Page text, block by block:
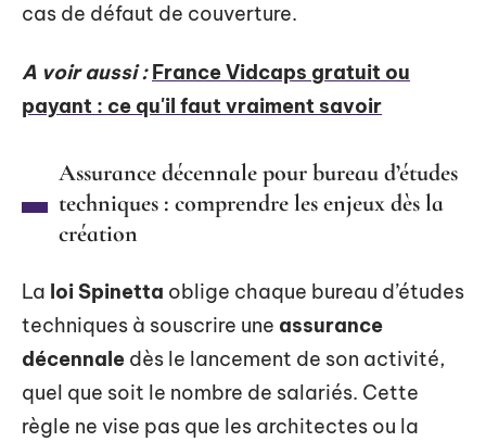
cas de défaut de couverture.
A voir aussi : France Vidcaps gratuit ou
payant : ce qu'il faut vraiment savoir
Assurance décennale pour bureau d’études
techniques : comprendre les enjeux dès la
création
La loi Spinetta oblige chaque bureau d’études
techniques à souscrire une assurance
décennale dès le lancement de son activité,
quel que soit le nombre de salariés. Cette
règle ne vise pas que les architectes ou la